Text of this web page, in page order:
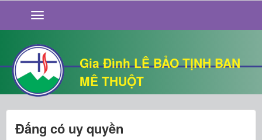
Gia Đình LÊ BẢO TỊNH BAN
MÊ THUỘT
GIỚI THIỆU
TIN TỨC
SỐNG ĐẠO
CHUYỆN NHÀ
QUÁN VĂN
THƯ GIÃN
Đấng có uy quyền